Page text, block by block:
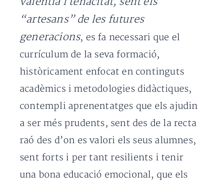
“artesans” de les futures
generacions, es fa necessari que el
currículum de la seva formació,
històricament enfocat en continguts
acadèmics i metodologies didàctiques,
contempli aprenentatges que els ajudin
a ser més prudents, sent des de la recta
raó des d’on es valori els seus alumnes,
sent forts i per tant resilients i tenir
una bona educació emocional, que els